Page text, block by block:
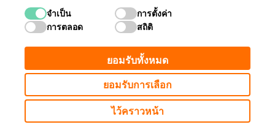
จำเป็น
การตั้งค่า
การตลอด
สถิติ
ยอมรับทั้งหมด
ยอมรับการเลือก
ไว้คราวหน้า